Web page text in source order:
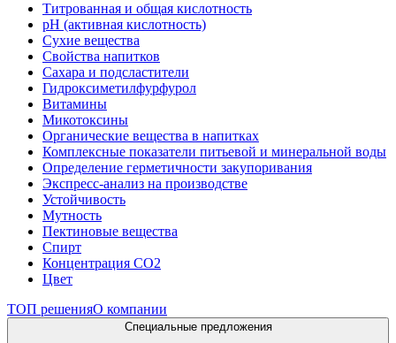
Титрованная и общая кислотность
рН (активная кислотность)
Сухие вещества
Свойства напитков
Сахара и подсластители
Гидроксиметилфурфурол
Витамины
Микотоксины
Органические вещества в напитках
Комплексные показатели питьевой и минеральной воды
Определение герметичности закупоривания
Экспресс-анализ на производстве
Устойчивость
Мутность
Пектиновые вещества
Спирт
Концентрация СО2
Цвет
ТОП решенияО компании
Специальные предложения